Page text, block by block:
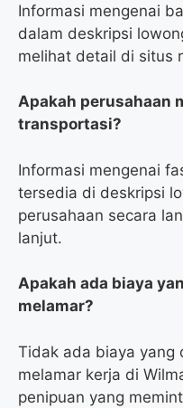
Informasi mengenai
dalam deskripsi
melihat detail di situs
Apakah perusahaan
transportasi?
Informasi mengenai
tersedia di deskripsi
perusahaan secara
lanjut.
Apakah ada biaya
melamar?
Tidak ada biaya yang
melamar kerja di
penipuan yang